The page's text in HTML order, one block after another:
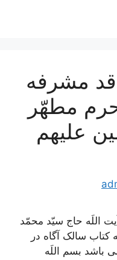
مشرفه
مطهّر
علیهم
اللَه حاج سیّد محمّد
سالک آگاه در
باشد بسم اللَه